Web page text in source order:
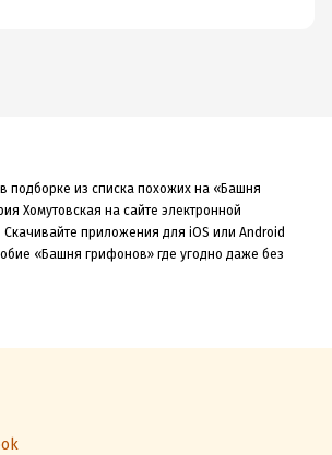
подборке из списка похожих на «Башня
Хомутовская на сайте электронной
Скачивайте приложения для iOS или Android
«Башня грифонов» где угодно даже без